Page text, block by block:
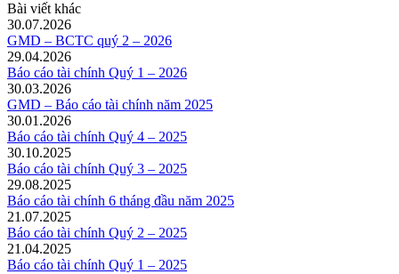
Bài viết khác
30.07.2026
GMD – BCTC quý 2 – 2026
29.04.2026
Báo cáo tài chính Quý 1 – 2026
30.03.2026
GMD – Báo cáo tài chính năm 2025
30.01.2026
Báo cáo tài chính Quý 4 – 2025
30.10.2025
Báo cáo tài chính Quý 3 – 2025
29.08.2025
Báo cáo tài chính 6 tháng đầu năm 2025
21.07.2025
Báo cáo tài chính Quý 2 – 2025
21.04.2025
Báo cáo tài chính Quý 1 – 2025